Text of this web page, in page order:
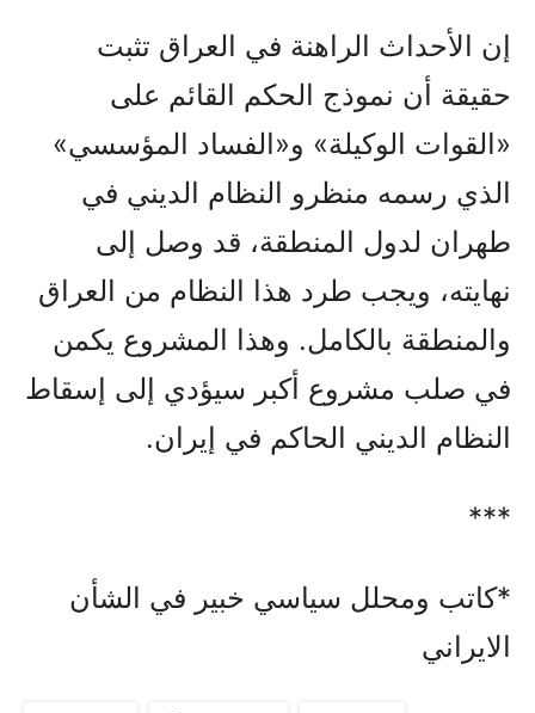
إن الأحداث الراهنة في العراق تثبت
حقيقة أن نموذج الحكم القائم على
«القوات الوكيلة» و«الفساد المؤسسي»
الذي رسمه منظرو النظام الديني في
طهران لدول المنطقة، قد وصل إلى
نهايته، ويجب طرد هذا النظام من العراق
والمنطقة بالكامل. وهذا المشروع يكمن
في صلب مشروع أكبر سيؤدي إلى إسقاط
النظام الديني الحاكم في إيران.
***
*کاتب ومحلل سياسي خبير في الشأن
الايراني